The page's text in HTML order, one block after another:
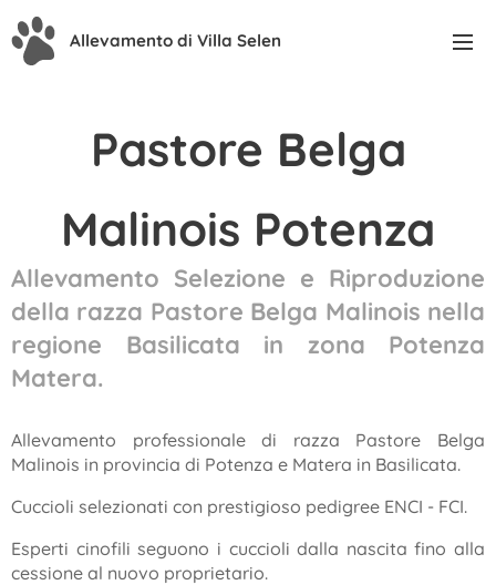
Allevamento di Villa Selen
Pastore Belga
Malinois Potenza
Allevamento Selezione e Riproduzione
della razza Pastore Belga Malinois nella
regione Basilicata in zona Potenza
Matera.
Allevamento professionale di razza Pastore Belga
Malinois in provincia di Potenza e Matera in Basilicata.
Cuccioli selezionati con prestigioso pedigree ENCI - FCI.
Esperti cinofili seguono i cuccioli dalla nascita fino alla
cessione al nuovo proprietario.